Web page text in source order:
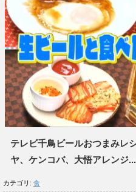
テレビ千鳥ビールおつまみレ
ヤ、ケンコバ、大悟アレンジ...
カテゴリ: 食